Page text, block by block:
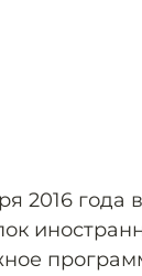
2016 года